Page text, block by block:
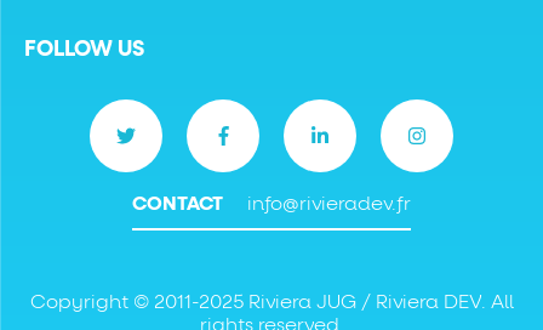
FOLLOW US
CONTACT info@rivieradev.fr
Copyright © 2011-2025 Riviera JUG / Riviera DEV. All
rights reserved.